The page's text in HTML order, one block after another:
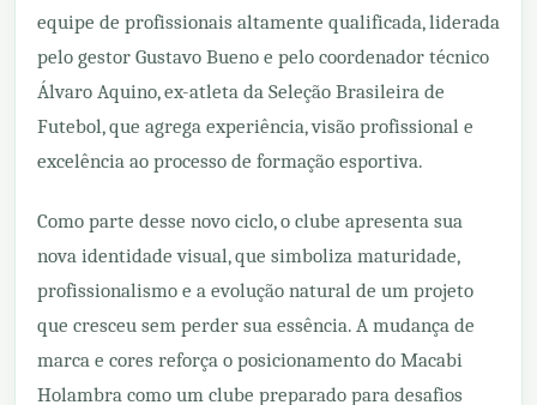
equipe de profissionais altamente qualificada, liderada
pelo gestor Gustavo Bueno e pelo coordenador técnico
Álvaro Aquino, ex-atleta da Seleção Brasileira de
Futebol, que agrega experiência, visão profissional e
excelência ao processo de formação esportiva.
Como parte desse novo ciclo, o clube apresenta sua
nova identidade visual, que simboliza maturidade,
profissionalismo e a evolução natural de um projeto
que cresceu sem perder sua essência. A mudança de
marca e cores reforça o posicionamento do Macabi
Holambra como um clube preparado para desafios